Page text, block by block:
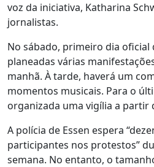
voz da iniciativa, Katharina
jornalistas.
No sábado, primeiro dia oficial
planeadas várias
manhã. À tarde, haverá um
momentos musicais. Para o
organizada uma vigília a partir
A polícia de Essen espera
participantes nos protestos”
semana. No entanto, o